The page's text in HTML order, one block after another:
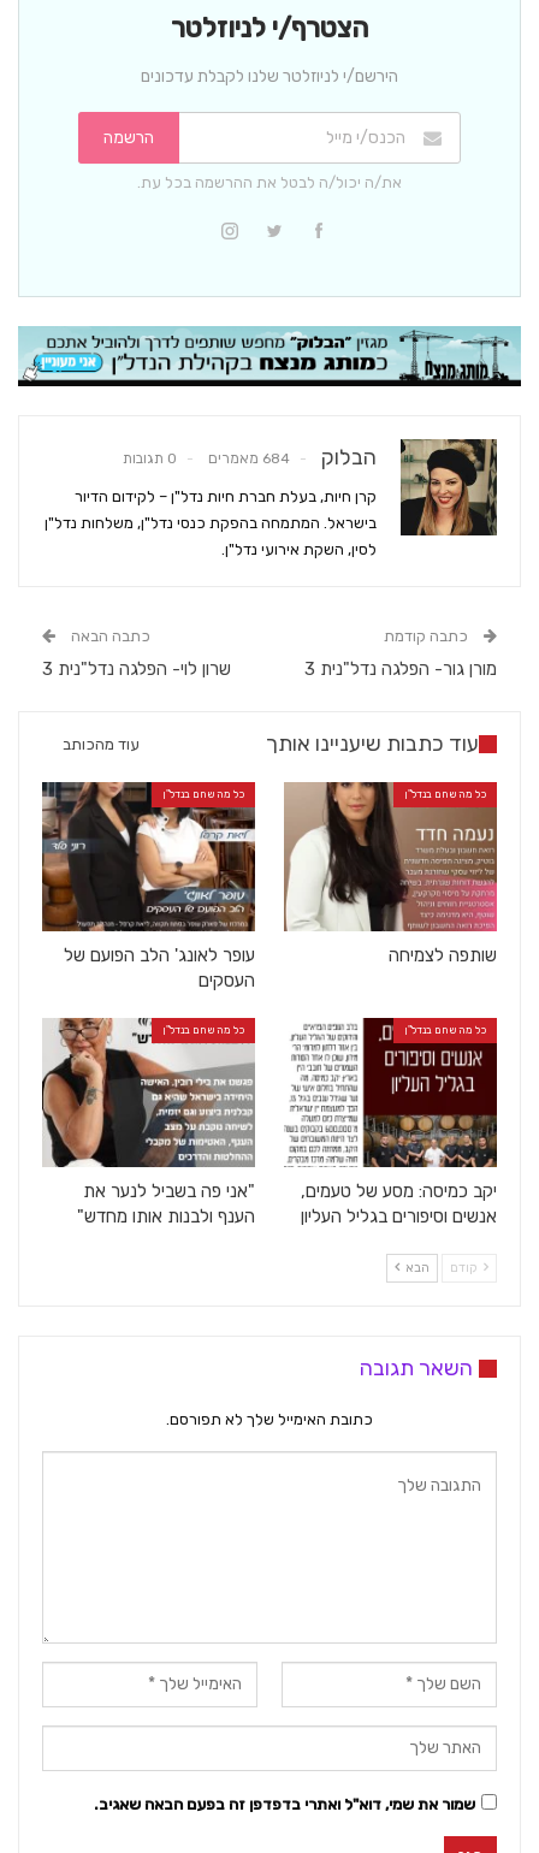
הצטרף/י לניוזלטר
הירשם/י לניוזלטר שלנו לקבלת עדכונים
הרשמה
את/ה יכול/ה לבטל את ההרשמה בכל עת.
הבלוק 684 מאמרים 0 תגובות
קרן חיות, בעלת חברת חיות נדל"ן – לקידום הדיור
בישראל. המתמחה בהפקת כנסי נדל"ן, משלחות נדל"ן
לסין, השקת אירועי נדל"ן.
כתבה קודמת
מורן גור- הפלגה נדל"נית 3
כתבה הבאה
שרון לוי- הפלגה נדל"נית 3
עוד כתבות שיעניינו אותך עוד מהכותב
כל מה שחם בנדל"ן
שותפה לצמיחה
כל מה שחם בנדל"ן
עופר לאונג' הלב הפועם של
העסקים
כל מה שחם בנדל"ן
יקב כמיסה: מסע של טעמים,
אנשים וסיפורים בגליל העליון
כל מה שחם בנדל"ן
"אני פה בשביל לנער את
הענף ולבנות אותו מחדש"
קודם הבא
השאר תגובה
כתובת האימייל שלך לא תפורסם.
שמור את שמי, דוא"ל ואתרי בדפדפן זה בפעם הבאה שאגיב.